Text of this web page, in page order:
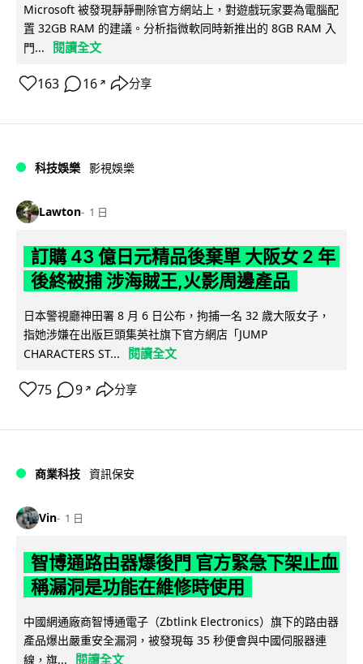
Microsoft 被發現靜靜刪除官方網站上，對遊戲玩家要為電腦配
置 32GB RAM 的建議。分析指微軟同時新推出的 8GB RAM 入
門...
閱讀全文
163 16 ↗ 分享
科技娛樂 影視娛樂
Lawton 1 日
訂購 43 億日元精品後棄單 大阪女 2 年
後終被捕 涉海賊王,火影周邊產品
日本警視廳神田署 8 月 6 日公布，拘捕一名 32 歲大阪女子，
指她涉嫌在出版巨頭集英社旗下官方網店「JUMP
CHARACTERS ST...
閱讀全文
75 9 ↗ 分享
商業科技 資訊保安
Vin 1 日
智博通路由器爆後門 官方緊急下架止血
稱漏洞是功能在維修時使用
中國網通廠商智博通電子（Zbtlink Electronics）旗下的路由器
產品爆出嚴重安全漏洞，被發現每 35 秒便會與中國伺服器連
線，旗...
閱讀全文